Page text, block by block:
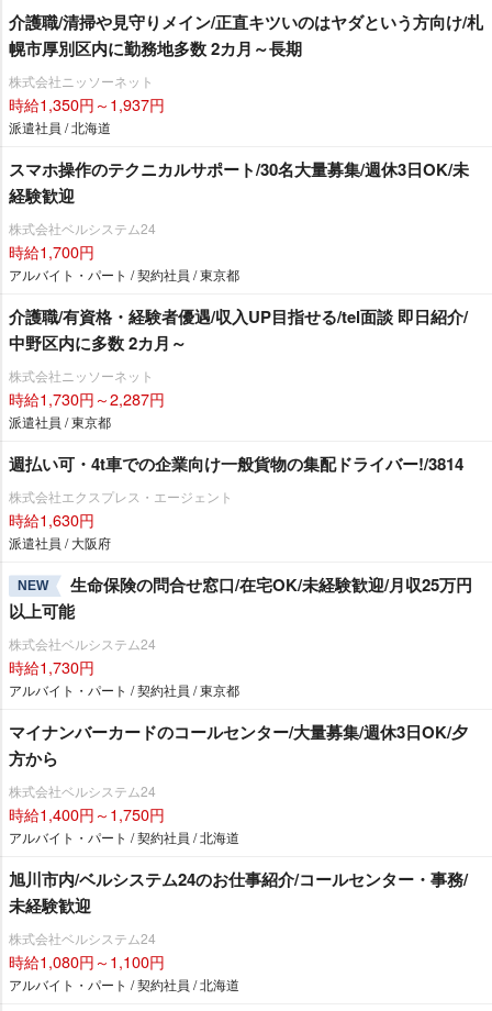
介護職/清掃や見守りメイン/正直キツいのはヤダという方向け/札
幌市厚別区内に勤務地多数 2カ月～長期
株式会社ニッソーネット
時給1,350円～1,937円
派遣社員 / 北海道
スマホ操作のテクニカルサポート/30名大量募集/週休3日OK/未
経験歓迎
株式会社ベルシステム24
時給1,700円
アルバイト・パート / 契約社員 / 東京都
介護職/有資格・経験者優遇/収入UP目指せる/tel面談 即日紹介/
中野区内に多数 2カ月～
株式会社ニッソーネット
時給1,730円～2,287円
派遣社員 / 東京都
週払い可・4t車での企業向け一般貨物の集配ドライバー!/3814
株式会社エクスプレス・エージェント
時給1,630円
派遣社員 / 大阪府
NEW
生命保険の問合せ窓口/在宅OK/未経験歓迎/月収25万円
以上可能
株式会社ベルシステム24
時給1,730円
アルバイト・パート / 契約社員 / 東京都
マイナンバーカードのコールセンター/大量募集/週休3日OK/夕
方から
株式会社ベルシステム24
時給1,400円～1,750円
アルバイト・パート / 契約社員 / 北海道
旭川市内/ベルシステム24のお仕事紹介/コールセンター・事務/
未経験歓迎
株式会社ベルシステム24
時給1,080円～1,100円
アルバイト・パート / 契約社員 / 北海道